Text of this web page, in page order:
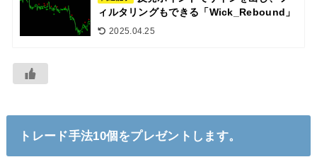
ィルタリングもできる「Wick_Rebound」
2025.04.25
トレード手法10個をプレゼントします。